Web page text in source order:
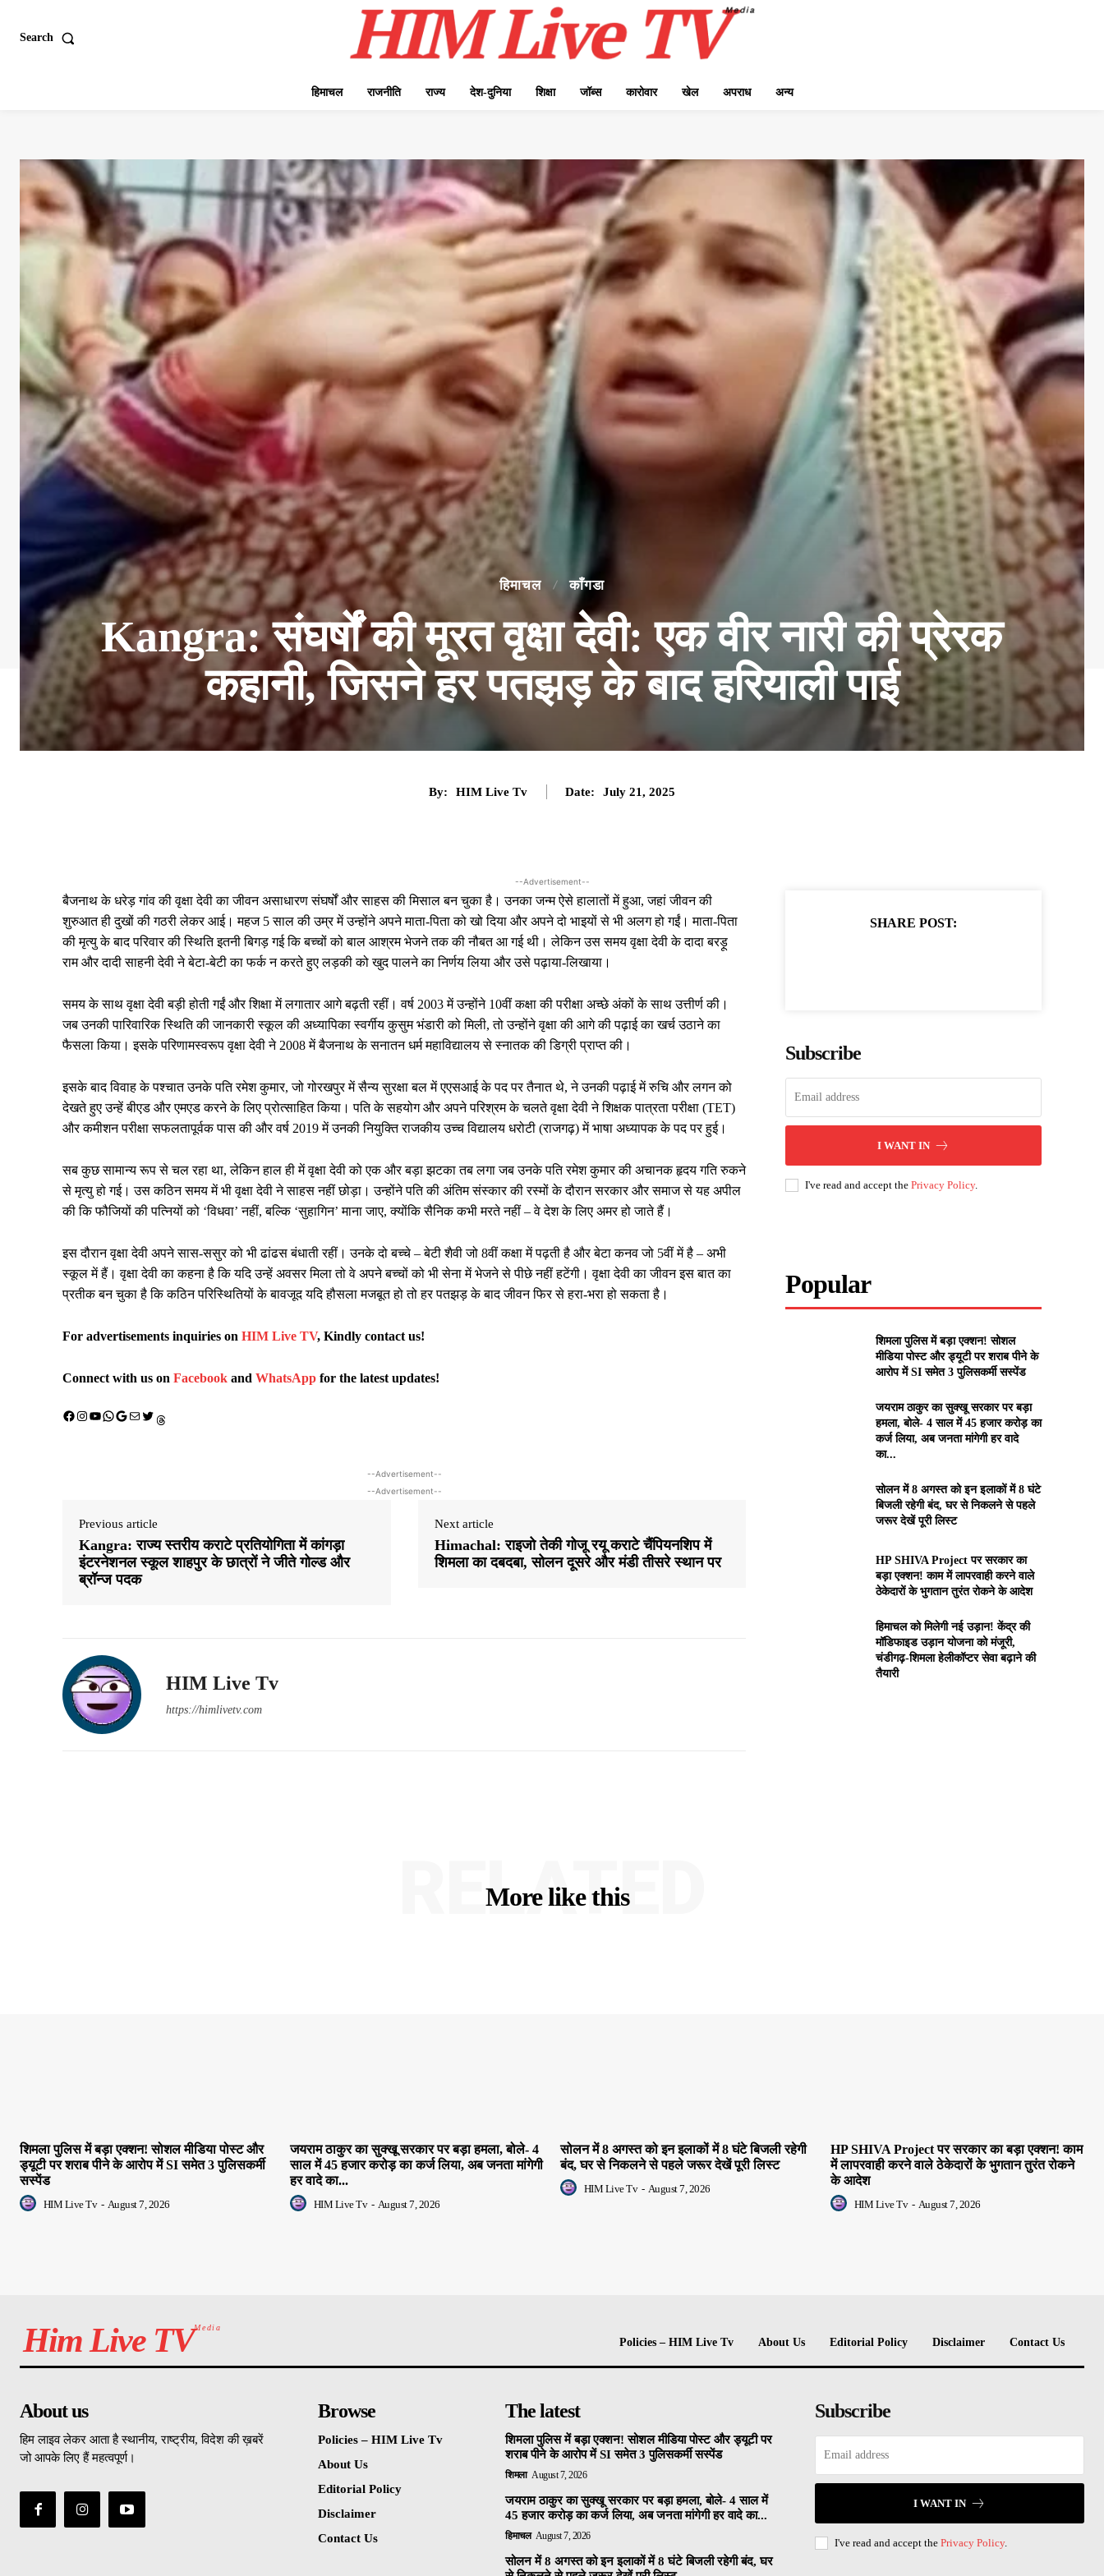
Search
हिमाचल राजनीति राज्य देश-दुनिया शिक्षा जॉब्स कारोवार खेल अपराध अन्य
हिमाचल काँगडा
Kangra: संघर्षों की मूरत वृक्षा देवी: एक वीर नारी की प्रेरक
कहानी, जिसने हर पतझड़ के बाद हरियाली पाई
By: HIM Live Tv Date: July 21, 2025
--Advertisement--
बैजनाथ के धरेड़ गांव की वृक्षा देवी का जीवन असाधारण संघर्षों और साहस की मिसाल बन चुका है। उनका जन्म ऐसे हालातों में हुआ, जहां जीवन की
शुरुआत ही दुखों की गठरी लेकर आई। महज 5 साल की उम्र में उन्होंने अपने माता-पिता को खो दिया और अपने दो भाइयों से भी अलग हो गईं। माता-पिता
की मृत्यु के बाद परिवार की स्थिति इतनी बिगड़ गई कि बच्चों को बाल आश्रम भेजने तक की नौबत आ गई थी। लेकिन उस समय वृक्षा देवी के दादा बरड़ू
राम और दादी साहनी देवी ने बेटा-बेटी का फर्क न करते हुए लड़की को खुद पालने का निर्णय लिया और उसे पढ़ाया-लिखाया।
समय के साथ वृक्षा देवी बड़ी होती गईं और शिक्षा में लगातार आगे बढ़ती रहीं। वर्ष 2003 में उन्होंने 10वीं कक्षा की परीक्षा अच्छे अंकों के साथ उत्तीर्ण की।
जब उनकी पारिवारिक स्थिति की जानकारी स्कूल की अध्यापिका स्वर्गीय कुसुम भंडारी को मिली, तो उन्होंने वृक्षा की आगे की पढ़ाई का खर्च उठाने का
फैसला किया। इसके परिणामस्वरूप वृक्षा देवी ने 2008 में बैजनाथ के सनातन धर्म महाविद्यालय से स्नातक की डिग्री प्राप्त की।
इसके बाद विवाह के पश्चात उनके पति रमेश कुमार, जो गोरखपुर में सैन्य सुरक्षा बल में एएसआई के पद पर तैनात थे, ने उनकी पढ़ाई में रुचि और लगन को
देखते हुए उन्हें बीएड और एमएड करने के लिए प्रोत्साहित किया। पति के सहयोग और अपने परिश्रम के चलते वृक्षा देवी ने शिक्षक पात्रता परीक्षा (TET)
और कमीशन परीक्षा सफलतापूर्वक पास की और वर्ष 2019 में उनकी नियुक्ति राजकीय उच्च विद्यालय धरोटी (राजगढ़) में भाषा अध्यापक के पद पर हुई।
सब कुछ सामान्य रूप से चल रहा था, लेकिन हाल ही में वृक्षा देवी को एक और बड़ा झटका तब लगा जब उनके पति रमेश कुमार की अचानक हृदय गति रुकने
से मृत्यु हो गई। उस कठिन समय में भी वृक्षा देवी ने साहस नहीं छोड़ा। उन्होंने पति की अंतिम संस्कार की रस्मों के दौरान सरकार और समाज से यह अपील
की कि फौजियों की पत्नियों को ‘विधवा’ नहीं, बल्कि ‘सुहागिन’ माना जाए, क्योंकि सैनिक कभी मरते नहीं – वे देश के लिए अमर हो जाते हैं।
इस दौरान वृक्षा देवी अपने सास-ससुर को भी ढांढस बंधाती रहीं। उनके दो बच्चे – बेटी शैवी जो 8वीं कक्षा में पढ़ती है और बेटा कनव जो 5वीं में है – अभी
स्कूल में हैं। वृक्षा देवी का कहना है कि यदि उन्हें अवसर मिला तो वे अपने बच्चों को भी सेना में भेजने से पीछे नहीं हटेंगी। वृक्षा देवी का जीवन इस बात का
प्रतीक बन चुका है कि कठिन परिस्थितियों के बावजूद यदि हौसला मजबूत हो तो हर पतझड़ के बाद जीवन फिर से हरा-भरा हो सकता है।
For advertisements inquiries on HIM Live TV, Kindly contact us!
Connect with us on Facebook and WhatsApp for the latest updates!
Facebook Instagram YouTube WhatsApp Google Mail X (Twitter) Threads
--Advertisement--
--Advertisement--
Previous article
Kangra: राज्य स्तरीय कराटे प्रतियोगिता में कांगड़ा
इंटरनेशनल स्कूल शाहपुर के छात्रों ने जीते गोल्ड और
ब्रॉन्ज पदक
Next article
Himachal: राइजो तेकी गोजू रयू कराटे चैंपियनशिप में
शिमला का दबदबा, सोलन दूसरे और मंडी तीसरे स्थान पर
HIM Live Tv
https://himlivetv.com
SHARE POST:
Subscribe
I WANT IN
I've read and accept thePrivacy Policy.
Popular
शिमला पुलिस में बड़ा एक्शन! सोशल
मीडिया पोस्ट और ड्यूटी पर शराब पीने के
आरोप में SI समेत 3 पुलिसकर्मी सस्पेंड
जयराम ठाकुर का सुक्खू सरकार पर बड़ा
हमला, बोले- 4 साल में 45 हजार करोड़ का
कर्ज लिया, अब जनता मांगेगी हर वादे
का...
सोलन में 8 अगस्त को इन इलाकों में 8 घंटे
बिजली रहेगी बंद, घर से निकलने से पहले
जरूर देखें पूरी लिस्ट
HP SHIVA Project पर सरकार का
बड़ा एक्शन! काम में लापरवाही करने वाले
ठेकेदारों के भुगतान तुरंत रोकने के आदेश
हिमाचल को मिलेगी नई उड़ान! केंद्र की
मॉडिफाइड उड़ान योजना को मंजूरी,
चंडीगढ़-शिमला हेलीकॉप्टर सेवा बढ़ाने की
तैयारी
More like this
RELATED
शिमला पुलिस में बड़ा एक्शन! सोशल मीडिया पोस्ट और
ड्यूटी पर शराब पीने के आरोप में SI समेत 3 पुलिसकर्मी
सस्पेंड
HIM Live Tv - August 7, 2026
जयराम ठाकुर का सुक्खू सरकार पर बड़ा हमला, बोले- 4
साल में 45 हजार करोड़ का कर्ज लिया, अब जनता मांगेगी
हर वादे का...
HIM Live Tv - August 7, 2026
सोलन में 8 अगस्त को इन इलाकों में 8 घंटे बिजली रहेगी
बंद, घर से निकलने से पहले जरूर देखें पूरी लिस्ट
HIM Live Tv - August 7, 2026
HP SHIVA Project पर सरकार का बड़ा एक्शन! काम
में लापरवाही करने वाले ठेकेदारों के भुगतान तुरंत रोकने
के आदेश
HIM Live Tv - August 7, 2026
Him Live TVMedia
Policies – HIM Live Tv About Us Editorial Policy Disclaimer Contact Us
About us
हिम लाइव लेकर आता है स्थानीय, राष्ट्रीय, विदेश की ख़बरें
जो आपके लिए हैं महत्वपूर्ण।
Browse
Policies – HIM Live Tv
About Us
Editorial Policy
Disclaimer
Contact Us
The latest
शिमला पुलिस में बड़ा एक्शन! सोशल मीडिया पोस्ट और ड्यूटी पर
शराब पीने के आरोप में SI समेत 3 पुलिसकर्मी सस्पेंड
शिमला August 7, 2026
जयराम ठाकुर का सुक्खू सरकार पर बड़ा हमला, बोले- 4 साल में
45 हजार करोड़ का कर्ज लिया, अब जनता मांगेगी हर वादे का...
हिमाचल August 7, 2026
सोलन में 8 अगस्त को इन इलाकों में 8 घंटे बिजली रहेगी बंद, घर
Subscribe
I WANT IN
I've read and accept the Privacy Policy.